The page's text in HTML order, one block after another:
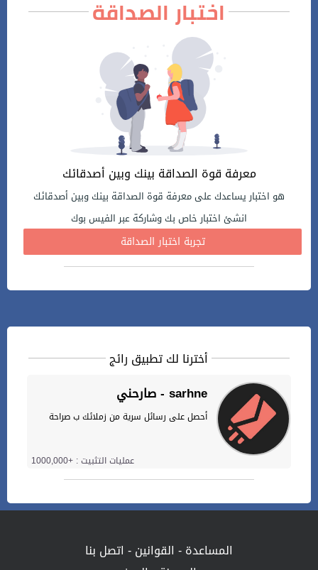
اختبار الصداقة
معرفة قوة الصداقة بينك وبين أصدقائك
هو اختبار يساعدك على معرفة قوة الصداقة بينك وبين أصدقائك
انشئ اختبار خاص بك وشاركة عبر الفيس بوك
تجربة اختبار الصداقة
أخترنا لك تطبيق رائج
صارحني - sarhne
أحصل على رسائل سرية من زملائك ب صراحة
عمليات التثبيت : +1000,000
المساعدة- القوانين- اتصل بنا